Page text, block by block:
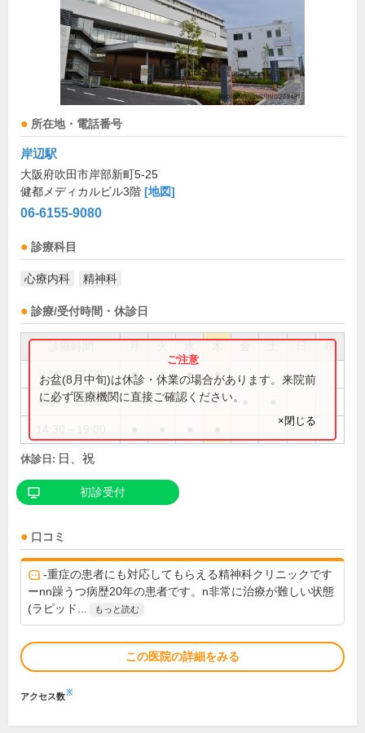
所在地・電話番号
岸辺駅
大阪府吹田市岸部新町5-25
健都メディカルビル3階 [地図]
06-6155-9080
診療科目
心療内科 精神科
診療/受付時間・休診日
祝
9:00～12:00 ● ● ● ●
9:00～13:00
お盆(8月中旬)は休診・休業の場合があります。来院前
に必ず医療機関に直接ご確認ください。
×閉じる
休診日: 日、祝
初診受付
口コミ
-重症の患者にも対応してもらえる精神科クリニックです
ーnn躁うつ病歴20年の患者です。n非常に治療が難しい状態
(ラピッド...
もっと読む
この医院の詳細をみる
アクセス数※